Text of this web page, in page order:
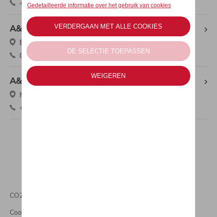
+32 11 24 44 41
A&M HERENT (Sales)
Brusselsesteenweg 56, 3020 Herent
016 20 58 59
A&M TONGEREN
Maastrichtersteenweg 347, 3700 Tongeren
+32 12 26 02 10
CO2 informatie
Cookies